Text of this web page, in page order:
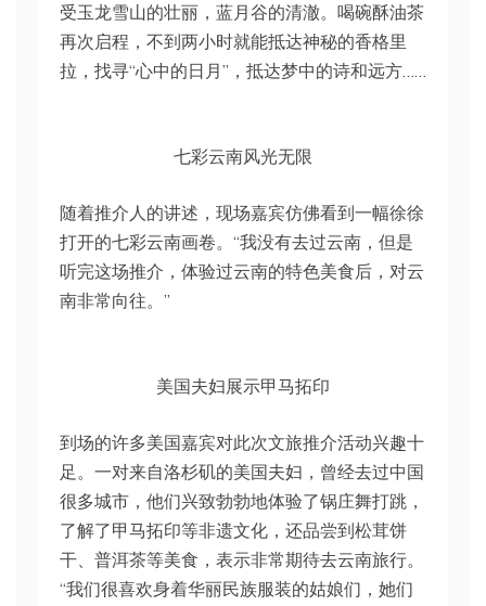
受玉龙雪山的壮丽，蓝月谷的清澈。喝碗酥油茶
再次启程，不到两小时就能抵达神秘的香格里
拉，找寻“心中的日月”，抵达梦中的诗和远方……
七彩云南风光无限
随着推介人的讲述，现场嘉宾仿佛看到一幅徐徐
打开的七彩云南画卷。“我没有去过云南，但是
听完这场推介，体验过云南的特色美食后，对云
南非常向往。”
美国夫妇展示甲马拓印
到场的许多美国嘉宾对此次文旅推介活动兴趣十
足。一对来自洛杉矶的美国夫妇，曾经去过中国
很多城市，他们兴致勃勃地体验了锅庄舞打跳，
了解了甲马拓印等非遗文化，还品尝到松茸饼
干、普洱茶等美食，表示非常期待去云南旅行。
“我们很喜欢身着华丽民族服装的姑娘们，她们